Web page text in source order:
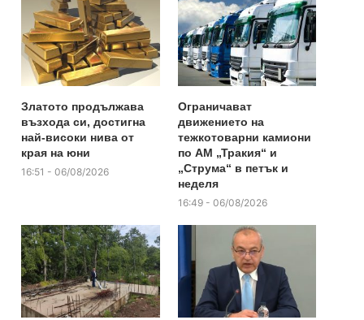
Златото продължава
възхода си, достигна
най-високи нива от
края на юни
16:51 - 06/08/2026
Ограничават
движението на
тежкотоварни камиони
по АМ „Тракия“ и
„Струма“ в петък и
неделя
16:49 - 06/08/2026